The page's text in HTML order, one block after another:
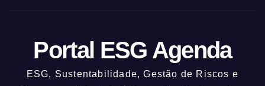
precisa ser quebrado
Portal ESG Agenda
ESG, Sustentabilidade, Gestão de Riscos e